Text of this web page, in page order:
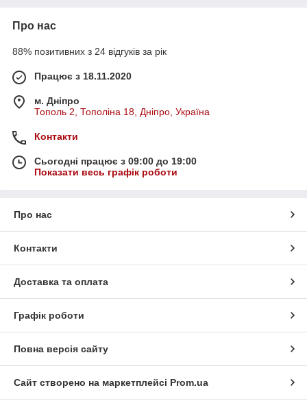
Про нас
88% позитивних з 24 відгуків за рік
Працює з 18.11.2020
м. Дніпро
Тополь 2, Тополіна 18, Дніпро, Україна
Контакти
Сьогодні працює з 09:00 до 19:00
Показати весь графік роботи
Про нас
Контакти
Доставка та оплата
Графік роботи
Повна версія сайту
Сайт створено на маркетплейсі Prom.ua